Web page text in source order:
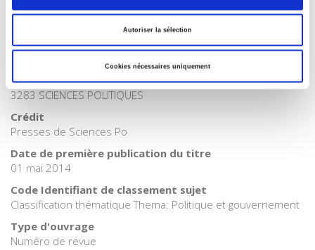
Autoriser la sélection
Cookies nécessaires uniquement
BISAC Subject Heading
Code publique Onix
CLIL (Version 2013-2019 )
3283 SCIENCES POLITIQUES
Crédit
Presses de Sciences Po
Date de première publication du titre
01 mai 2014
Code Identifiant de classement sujet
Classification thématique Thema: Politique et gouvernement
Type d'ouvrage
Numéro de revue